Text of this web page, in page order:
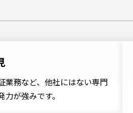
業務など、他社にはない専門
が強みです。